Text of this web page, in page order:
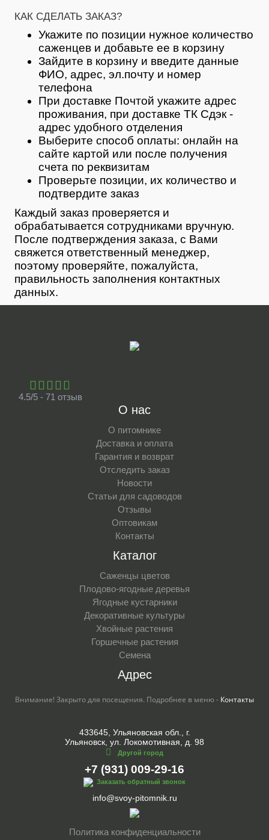
КАК СДЕЛАТЬ ЗАКАЗ?
Укажите по позиции нужное количество
саженцев и добавьте ее в корзину
Зайдите в корзину и введите данные
ФИО, адрес, эл.почту и номер
телефона
При доставке Почтой укажите адрес
проживания, при доставке ТК Сдэк -
адрес удобного отделения
Выберите способ оплаты: онлайн на
сайте картой или после получения
счета по реквизитам
Проверьте позиции, их количество и
подтвердите заказ
Каждый заказ проверяется и
обрабатывается сотрудниками вручную.
После подтверждения заказа, с Вами
свяжется ответственный менеджер,
поэтому проверяйте, пожалуйста,
правильность заполнения контактных
данных.
4.5/5 - 71 отзыв
О нас
О питомнике
Доставка и оплата
Гарантия и возврат
Отследить заказ
Новости
Статьи для садоводов
Отзывы
Оптовикам
Контакты
Каталог
Саженцы цветов
Плодово-ягодные деревья
Ягодные кустарники
Декоративные культуры
Хвойные растения
Горшечные растения
Семена
Адрес
Внимание! Закрыто для посещения. Подробнее в меню - Контакты
433645, Ульяновская обл., г.
Ульяновск, ул. Локомотивная, д. 98
Другой город
+7 (931) 009-29-16
Заказать обратный звонок
info@svoy-pitomnik.ru
Политика конфиденциальности